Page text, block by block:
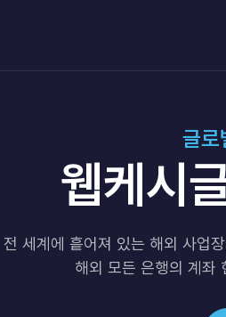
글로
웹케시
전 세계에 흩어져 있는 해외 사업
해외 모든 은행의 계좌